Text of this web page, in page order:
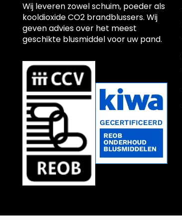
Wij leveren zowel schuim, poeder als
kooldioxide CO2 brandblussers. Wij
geven advies over het meest
geschikte blusmiddel voor uw pand.